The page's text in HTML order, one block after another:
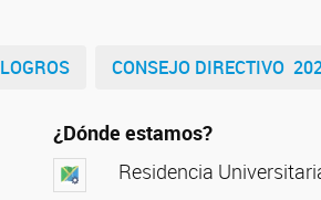
LOGROS CONSEJO DIRECTIVO
¿Dónde estamos?
Residencia